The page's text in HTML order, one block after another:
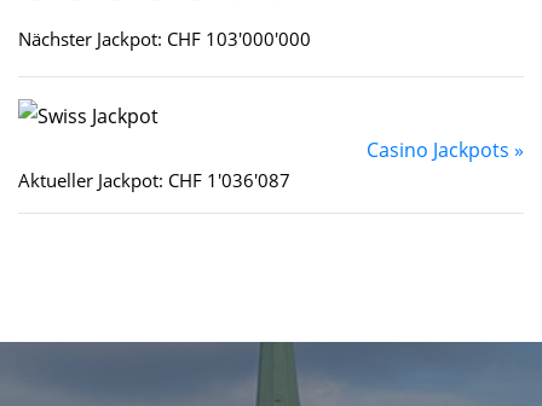
Nächster Jackpot: CHF 103'000'000
Casino Jackpots »
Aktueller Jackpot: CHF 1'036'087